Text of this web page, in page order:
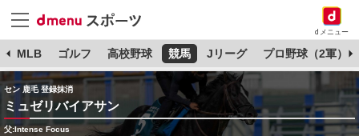
dメニュー
MLB ゴルフ 高校野球 競馬 Jリーグ プロ野球（2軍）
セン 鹿毛 登録抹消
ミュゼリバイアサン
父:Intense Focus